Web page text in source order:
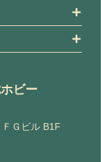
ビー
Ｇビル B1F